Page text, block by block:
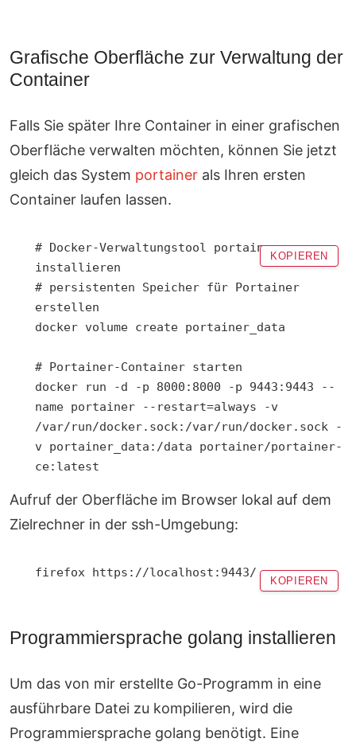
Grafische Oberfläche zur Verwaltung der
Container
Falls Sie später Ihre Container in einer grafischen
Oberfläche verwalten möchten, können Sie jetzt
gleich das System portainer als Ihren ersten
Container laufen lassen.
# Docker-Verwaltungstool portainer
installieren
# persistenten Speicher für Portainer
erstellen
docker volume create portainer_data
# Portainer-Container starten
docker run -d -p 8000:8000 -p 9443:9443 --
name portainer --restart=always -v
/var/run/docker.sock:/var/run/docker.sock -
v portainer_data:/data portainer/portainer-
ce:latest
KOPIEREN
Aufruf der Oberfläche im Browser lokal auf dem
Zielrechner in der ssh-Umgebung:
KOPIEREN
Programmiersprache golang installieren
Um das von mir erstellte Go-Programm in eine
ausführbare Datei zu kompilieren, wird die
Programmiersprache golang benötigt. Eine